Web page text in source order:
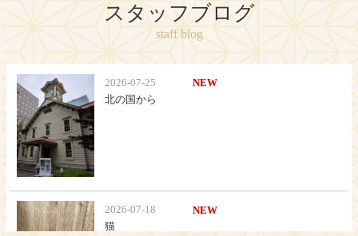
スタッフブログ
staff blog